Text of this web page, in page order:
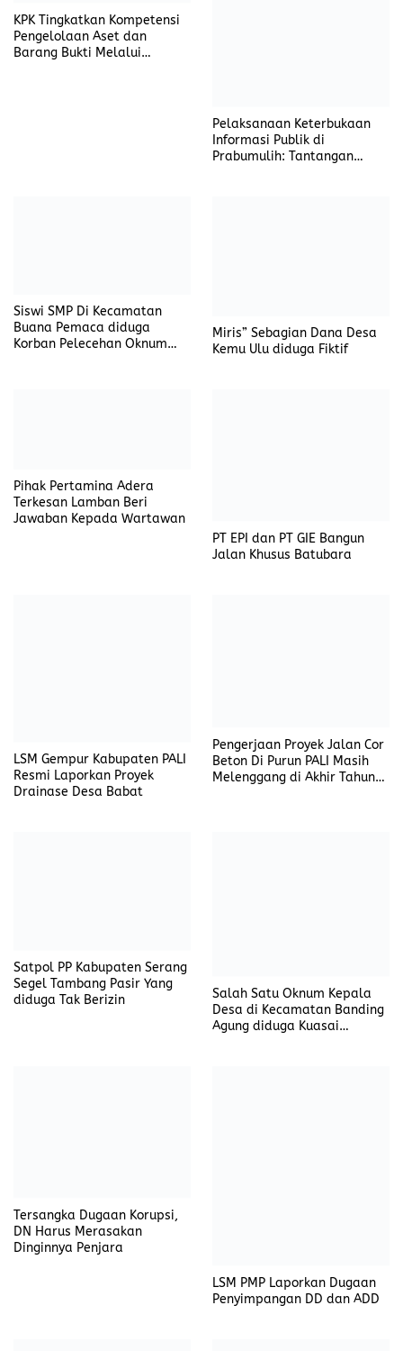
KPK Tingkatkan Kompetensi
Pengelolaan Aset dan
Barang Bukti Melalui
Pelaksanaan Keterbukaan
Informasi Publik di
Prabumulih: Tantangan
Siswi SMP Di Kecamatan
Buana Pemaca diduga
Korban Pelecehan Oknum
Miris” Sebagian Dana Desa
Kemu Ulu diduga Fiktif
Pihak Pertamina Adera
Terkesan Lamban Beri
Jawaban Kepada Wartawan
PT EPI dan PT GIE Bangun
Jalan Khusus Batubara
LSM Gempur Kabupaten PALI
Resmi Laporkan Proyek
Drainase Desa Babat
Pengerjaan Proyek Jalan Cor
Beton Di Purun PALI Masih
Melenggang di Akhir Tahun
Satpol PP Kabupaten Serang
Segel Tambang Pasir Yang
diduga Tak Berizin
Salah Satu Oknum Kepala
Desa di Kecamatan Banding
Agung diduga Kuasai
Tersangka Dugaan Korupsi,
DN Harus Merasakan
Dinginnya Penjara
LSM PMP Laporkan Dugaan
Penyimpangan DD dan ADD